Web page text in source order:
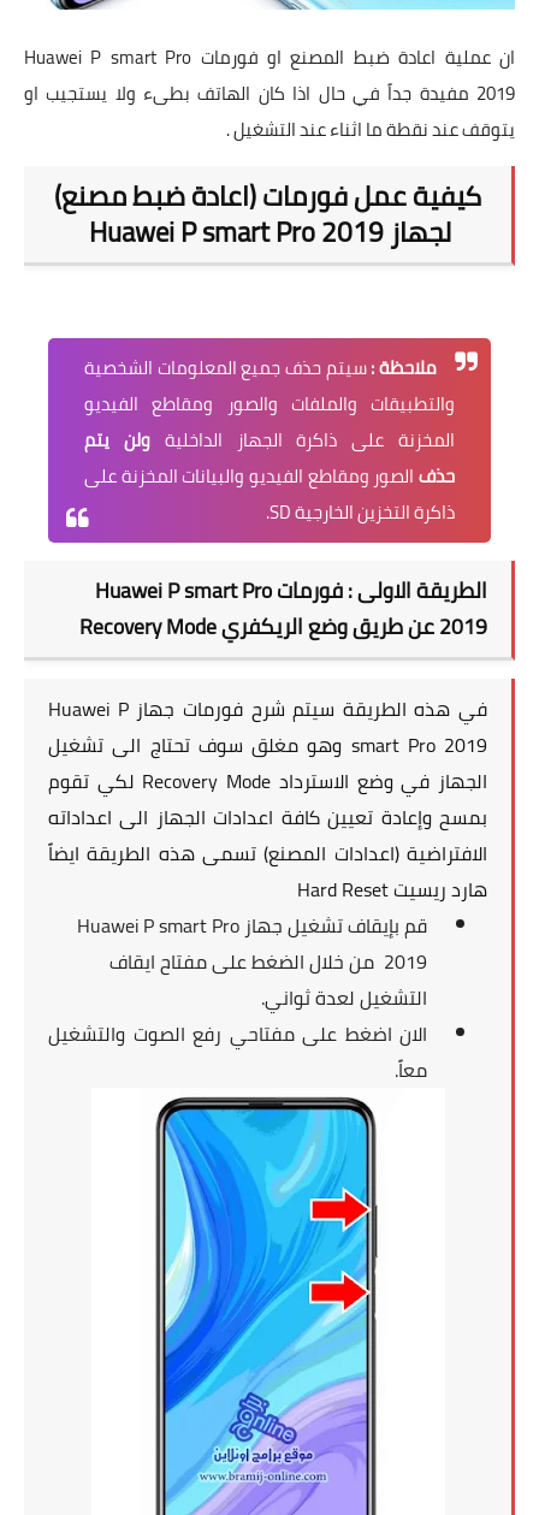
ان عملية اعادة ضبط المصنع او فورمات Huawei P smart Pro
2019 مفيدة جداً في حال اذا كان الهاتف بطىء ولا يستجيب او
يتوقف عند نقطة ما اثناء عند التشغيل .
كيفية عمل فورمات (اعادة ضبط مصنع)
لجهازHuawei P smart Pro 2019
ملاحظة :سيتم حذف جميع المعلومات الشخصية
والتطبيقات والملفات والصور ومقاطع الفيديو
المخزنة على ذاكرة الجهاز الداخلية ولن يتم
حذفالصور ومقاطع الفيديو والبيانات المخزنة على
ذاكرة التخزين الخارجية SD.
الطريقة الاولى : فورماتHuawei P smart Pro
2019عن طريق وضع الريكفري Recovery Mode
في هذه الطريقة سيتم شرح فورمات جهازHuawei P
smart Pro 2019 وهو مغلق سوف تحتاج الى تشغيل
الجهاز في وضع الاسترداد Recovery Mode لكي تقوم
بمسح وإعادة تعيين كافة اعدادات الجهاز الى اعداداته
الافتراضية (اعدادات المصنع) تسمى هذه الطريقة ايضاً
هارد ريسيت Hard Reset
قم بإيقاف تشغيل جهاز Huawei P smart Pro
2019 من خلال الضغط على مفتاح ايقاف
التشغيل لعدة ثواني.
الان اضغط على مفتاحي رفع الصوت والتشغيل
معاً.